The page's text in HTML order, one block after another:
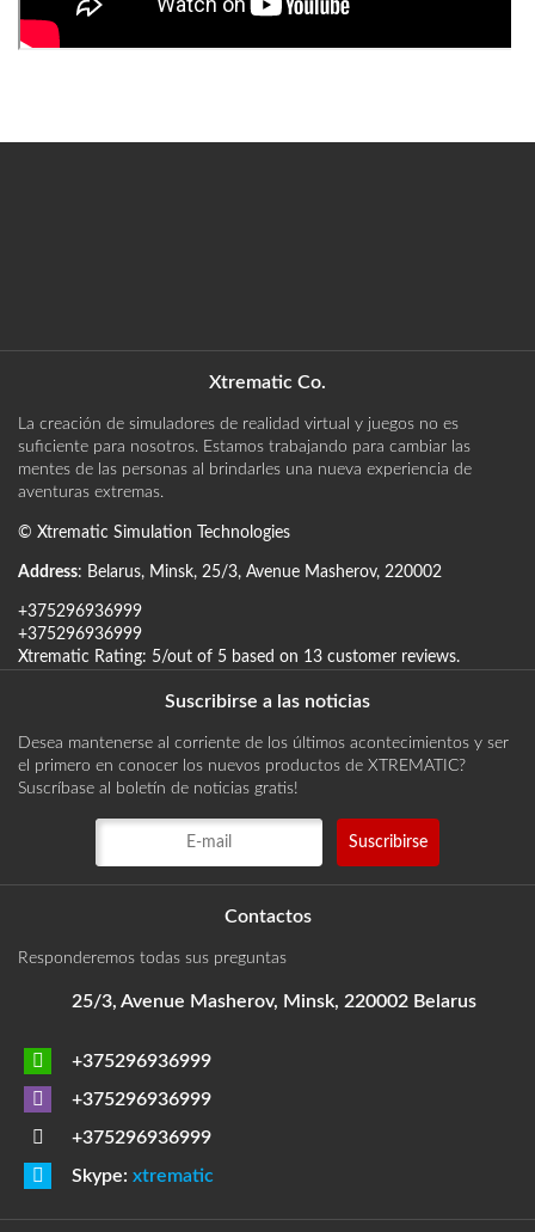
Xtrematic Co.
La creación de simuladores de realidad virtual y juegos no es
suficiente para nosotros. Estamos trabajando para cambiar las
mentes de las personas al brindarles una nueva experiencia de
aventuras extremas.
© Xtrematic Simulation Technologies
Address: Belarus, Minsk, 25/3, Avenue Masherov, 220002
+375296936999
+375296936999
Xtrematic Rating: 5/out of 5 based on 13 customer reviews.
Suscribirse a las noticias
Desea mantenerse al corriente de los últimos acontecimientos y ser
el primero en conocer los nuevos productos de XTREMATIC?
Suscríbase al boletín de noticias gratis!
Contactos
Responderemos todas sus preguntas
25/3, Avenue Masherov, Minsk, 220002 Belarus
+375296936999
+375296936999
+375296936999
Skype: xtrematic